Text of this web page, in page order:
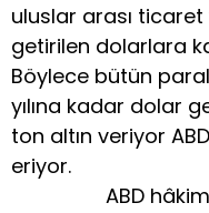
uluslar arası
getirilen dolarlara
Böylece bütün
yılına kadar dolar
ton altın veriyor
eriyor.
ABD